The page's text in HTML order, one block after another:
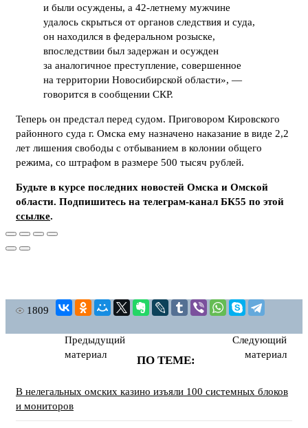
и были осуждены, а 42-летнему мужчине
удалось скрыться от органов следствия и суда,
он находился в федеральном розыске,
впоследствии был задержан и осужден
за аналогичное преступление, совершенное
на территории Новосибирской области», —
говорится в сообщении СКР.
Теперь он предстал перед судом. Приговором Кировского
районного суда г. Омска ему назначено наказание в виде 2,2
лет лишения свободы с отбыванием в колонии общего
режима, со штрафом в размере 500 тысяч рублей.
Будьте в курсе последних новостей Омска и Омской
области. Подпишитесь на телеграм-канал БК55 по этой
ссылке.
1809
Предыдущий
материал
Следующий
материал
ПО ТЕМЕ:
В нелегальных омских казино изъяли 100 системных блоков
и мониторов